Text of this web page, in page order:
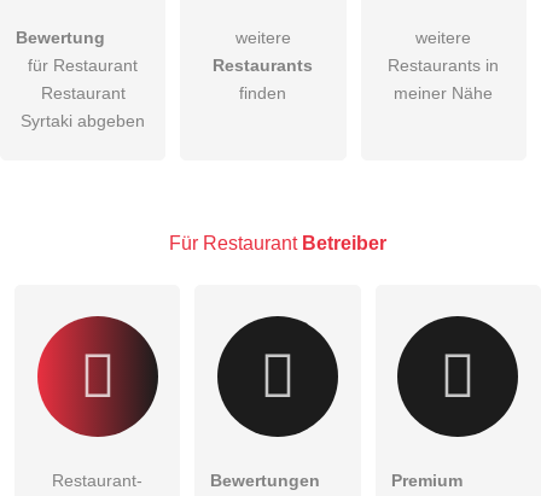
Hiermit akzeptiere ich dieAGB
DieDatenschutzerklärung habe ich zur Kenntnis genommen.
Besucher sichtbar.
Bewertung
für Restaurant
Restaurant
Syrtaki abgeben
weitere
Restaurants
finden
weitere
Restaurants in
meiner Nähe
Für Restaurant Betreiber
Restaurant-
Bewertungen
Premium